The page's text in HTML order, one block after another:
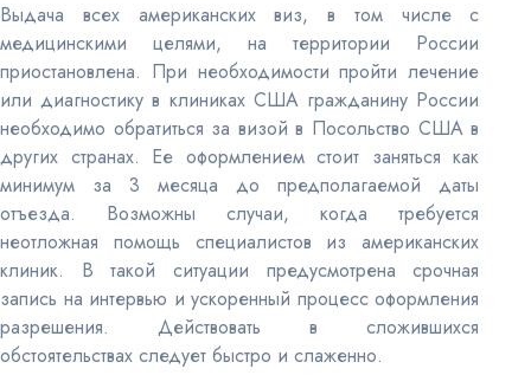
Выдача всех американских виз, в том числе с
медицинскими целями, на территории России
приостановлена. При необходимости пройти лечение
или диагностику в клиниках США гражданину России
необходимо обратиться за визой в Посольство США в
других странах. Ее оформлением стоит заняться как
минимум за 3 месяца до предполагаемой даты
отъезда. Возможны случаи, когда требуется
неотложная помощь специалистов из американских
клиник. В такой ситуации предусмотрена срочная
запись на интервью и ускоренный процесс оформления
разрешения. Действовать в сложившихся
обстоятельствах следует быстро и слаженно.